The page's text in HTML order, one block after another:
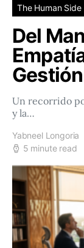
The Human Side
Del
Un recorrido
y la…
Yabneel Longoria
5 minute read